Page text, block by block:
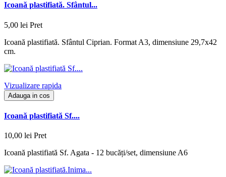
Icoană plastifiată. Sfântul...
5,00 lei Pret
Icoană plastifiată. Sfântul Ciprian. Format A3, dimensiune 29,7x42
cm.
Vizualizare rapida
Adauga in cos
Icoană plastifiată Sf....
10,00 lei Pret
Icoană plastifiată Sf. Agata - 12 bucăți/set, dimensiune A6